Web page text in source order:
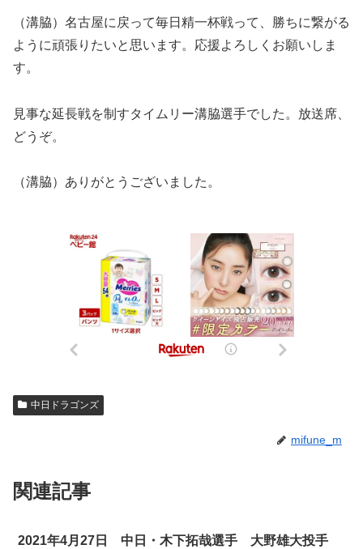
（溝脇）名古屋に戻って毎日精一杯戦って、勝ちに繋がる
ように頑張りたいと思います。応援よろしくお願いしま
す。
見事な延長戦を制すタイムリー溝脇選手でした。放送席、
どうぞ。
（溝脇）ありがとうございました。
中日ドラゴンズ
mifune_m
関連記事
2021年4月27日 中日・木下拓哉選手 大野雄大投手